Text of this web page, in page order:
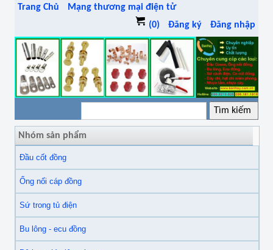
Trang Chủ
Mạng thương mại điện tử
(0)
Đăng ký Đăng nhập
Nhóm sản phẩm
Đầu cốt đồng
Ống nối cáp đồng
Sứ trong tủ điện
Bu lông - ecu đồng